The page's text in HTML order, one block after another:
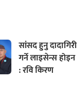
सांसद हुनु दादागिरी
गर्ने लाइसेन्स होइन
: रवि किरण